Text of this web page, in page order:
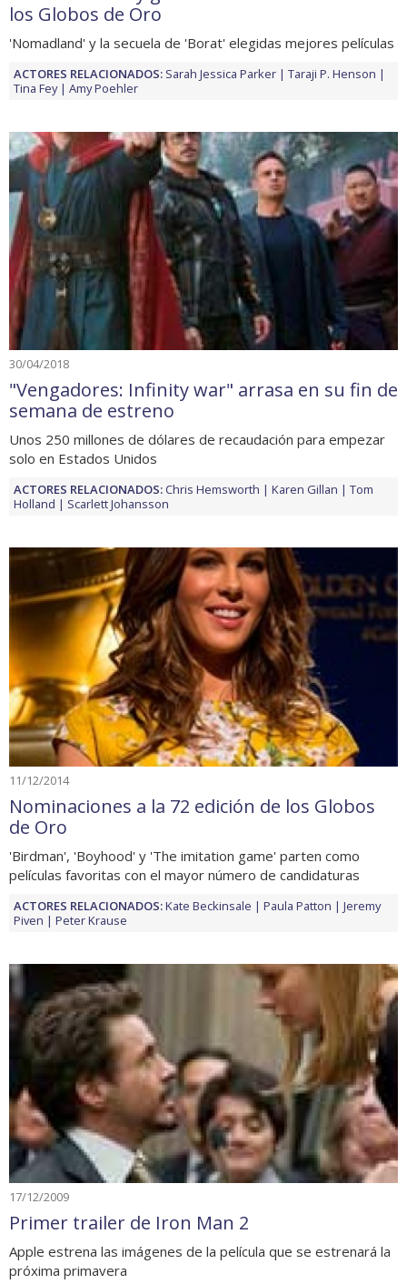
los Globos de Oro
'Nomadland' y la secuela de 'Borat' elegidas mejores películas
ACTORES RELACIONADOS: Sarah Jessica Parker
Taraji P. Henson
Tina Fey
Amy Poehler
30/04/2018
"Vengadores: Infinity war" arrasa en su fin de
semana de estreno
Unos 250 millones de dólares de recaudación para empezar
solo en Estados Unidos
ACTORES RELACIONADOS:Chris Hemsworth Karen Gillan
Tom
Holland
Scarlett Johansson
11/12/2014
Nominaciones a la 72 edición de los Globos
de Oro
'Birdman', 'Boyhood' y 'The imitation game' parten como
películas favoritas con el mayor número de candidaturas
ACTORES RELACIONADOS:Kate Beckinsale Paula Patton
Jeremy
Piven
Peter Krause
17/12/2009
Primer trailer de Iron Man 2
Apple estrena las imágenes de la película que se estrenará la
próxima primavera